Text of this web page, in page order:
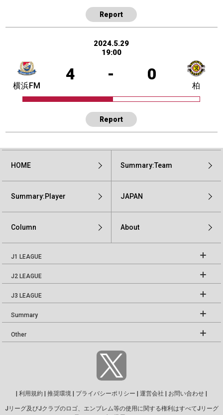
Report
2024.5.29
19:00
4 - 0
横浜FM 柏
Report
HOME Summary:Team
Summary:Player JAPAN
Column About
J1 LEAGUE
J2 LEAGUE
J3 LEAGUE
Summary
Other
利用規約 推奨環境 プライバシーポリシー 運営会社 お問い合わせ
Jリーグ及びJクラブのロゴ、エンブレム等の使用に関する権利はすべてJリーグ